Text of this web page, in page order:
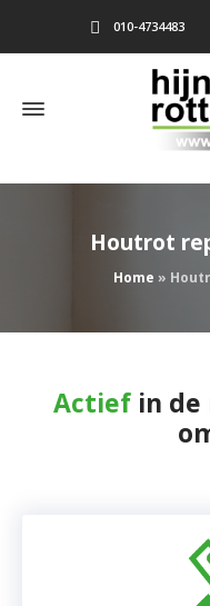
010-4734483
Houtrot
Home »
Actief in de